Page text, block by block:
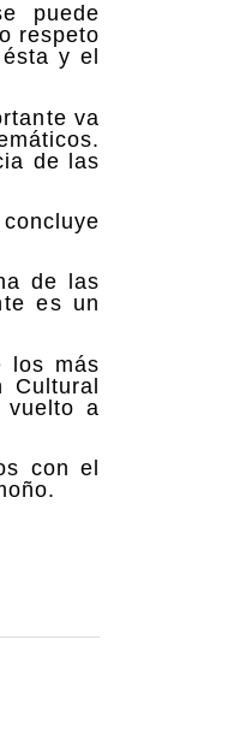
puede
respeto
y el
va
de las
de las
es un
los más
Cultural
vuelto a
con el